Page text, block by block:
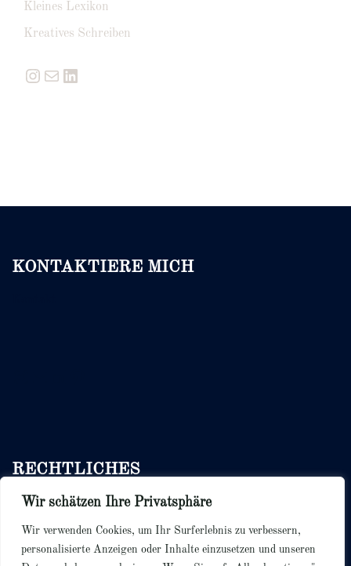
Wir schätzen Ihre Privatsphäre
Wir verwenden Cookies, um Ihr Surferlebnis zu verbessern,
personalisierte Anzeigen oder Inhalte einzusetzen und unseren
Kleines Lexikon
Kreatives Schreiben
Instagram
E-MailLinkedIn
KONTAKTIERE MICH
RECHTLICHES
Bedingungen & Konditionen